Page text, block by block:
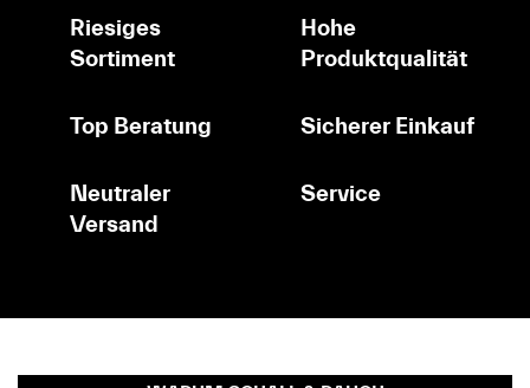
Riesiges
Sortiment
Hohe
Produktqualität
Top Beratung Sicherer Einkauf
Neutraler
Versand
Service